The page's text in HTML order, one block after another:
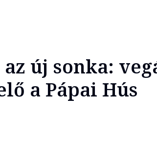
az új sonka:
a Pápai Hús